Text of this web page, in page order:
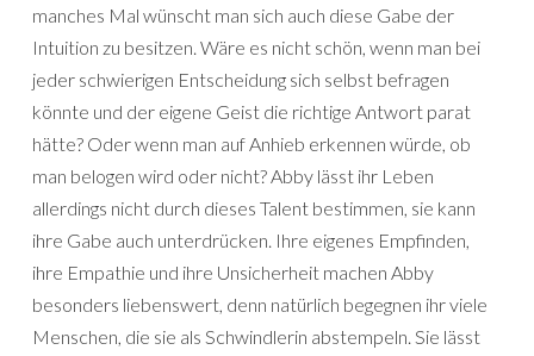
manches Mal wünscht man sich auch diese Gabe der
Intuition zu besitzen. Wäre es nicht schön, wenn man bei
jeder schwierigen Entscheidung sich selbst befragen
könnte und der eigene Geist die richtige Antwort parat
hätte? Oder wenn man auf Anhieb erkennen würde, ob
man belogen wird oder nicht? Abby lässt ihr Leben
allerdings nicht durch dieses Talent bestimmen, sie kann
ihre Gabe auch unterdrücken. Ihre eigenes Empfinden,
ihre Empathie und ihre Unsicherheit machen Abby
besonders liebenswert, denn natürlich begegnen ihr viele
Menschen, die sie als Schwindlerin abstempeln. Sie lässt